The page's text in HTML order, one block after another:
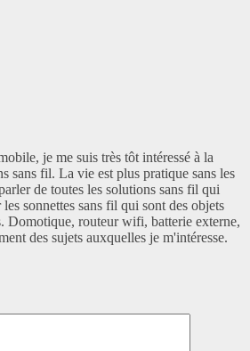
je me suis très tôt intéressé à la
sans fil. La vie est plus pratique sans les
de toutes les solutions sans fil qui
sonnettes sans fil qui sont des objets
Domotique, routeur wifi, batterie externe,
des sujets auxquelles je m'intéresse.